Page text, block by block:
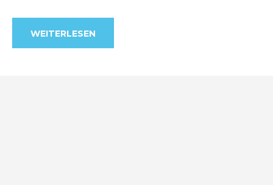
WEITERLESEN